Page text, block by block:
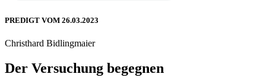
PREDIGT VOM 26.03.2023
Christhard Bidlingmaier
Der Versuchung begegnen